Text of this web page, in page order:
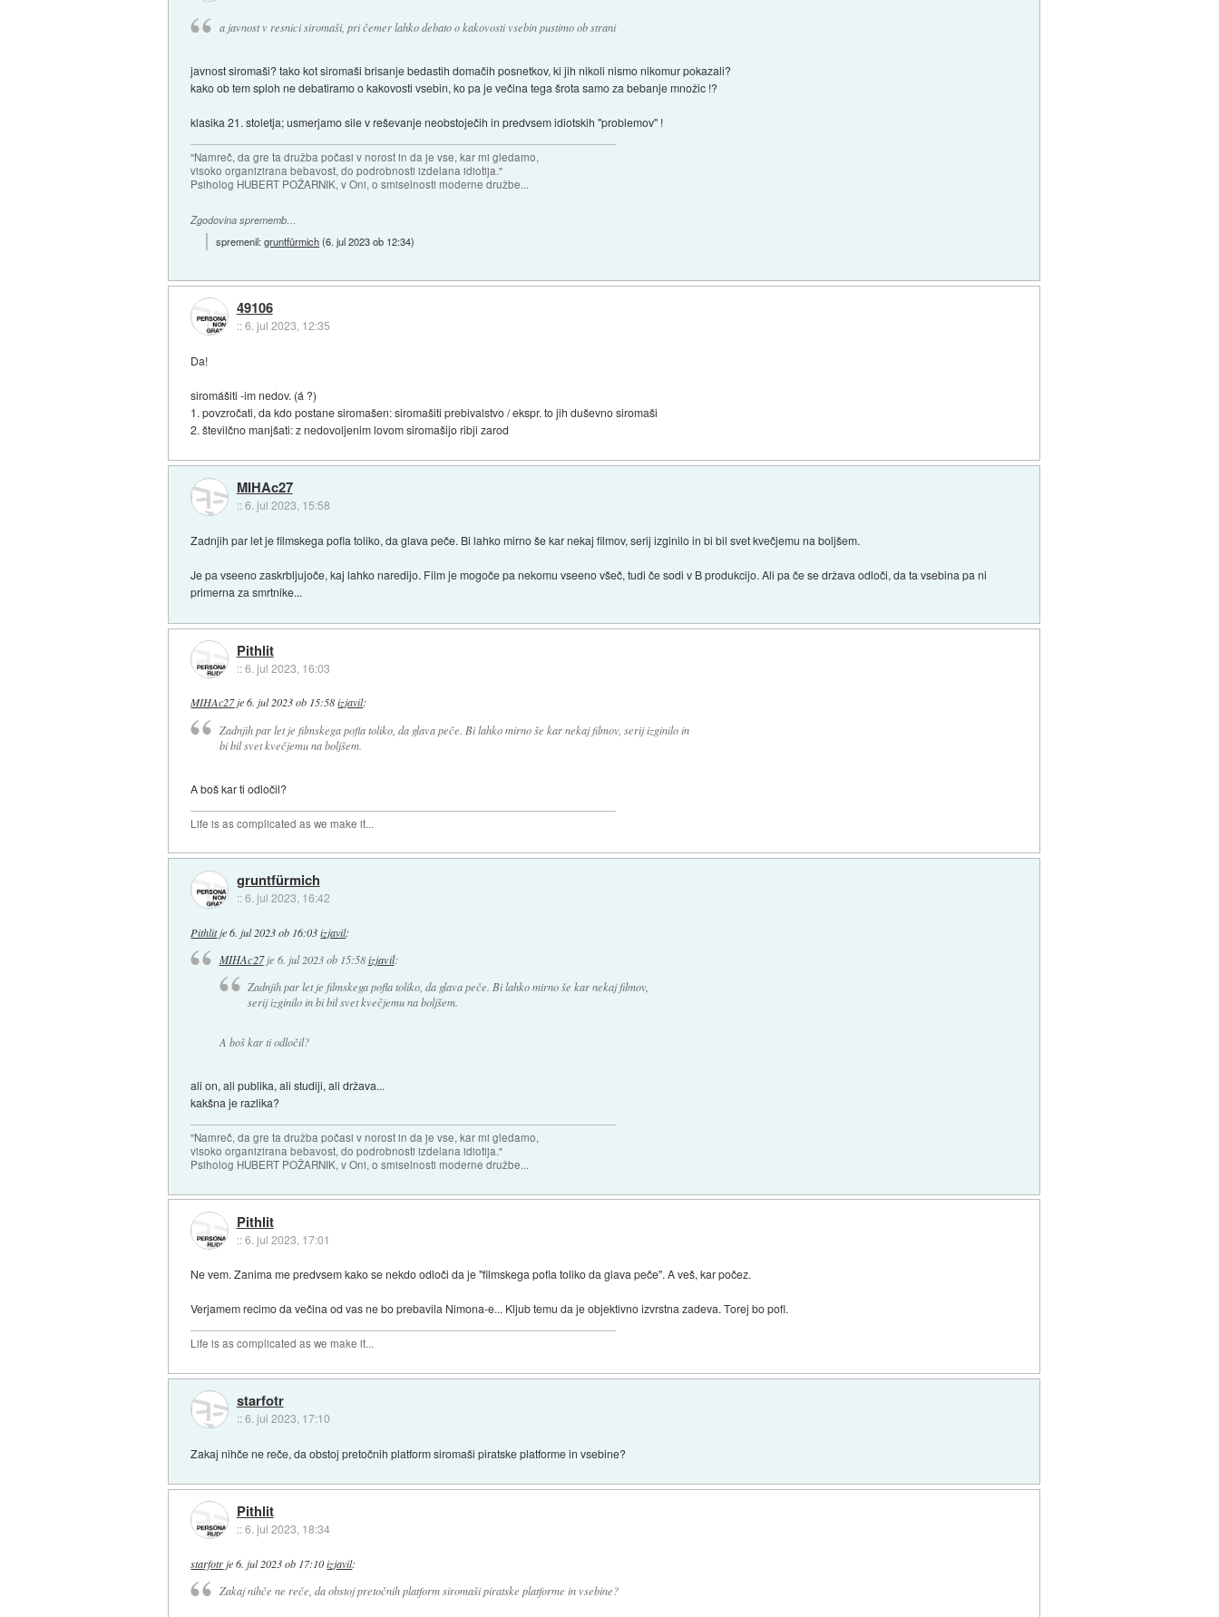
a javnost v resnici siromaši, pri čemer lahko debato o kakovosti vsebin pustimo ob strani
javnost siromaši? tako kot siromaši brisanje bedastih domačih posnetkov, ki jih nikoli nismo nikomur pokazali?
kako ob tem sploh ne debatiramo o kakovosti vsebin, ko pa je večina tega šrota samo za bebanje množic !?
klasika 21. stoletja; usmerjamo sile v reševanje neobstoječih in predvsem idiotskih ''problemov'' !
"Namreč, da gre ta družba počasi v norost in da je vse, kar mi gledamo,
visoko organizirana bebavost, do podrobnosti izdelana idiotija."
Psiholog HUBERT POŽARNIK, v Oni, o smiselnosti moderne družbe...
Zgodovina sprememb…
spremenil:gruntfürmich(6. jul 2023 ob 12:34)
49106
::6. jul 2023, 12:35
Da!
siromášiti -im nedov. (á ?)
1. povzročati, da kdo postane siromašen: siromašiti prebivalstvo / ekspr. to jih duševno siromaši
2. številčno manjšati: z nedovoljenim lovom siromašijo ribji zarod
MIHAc27
::6. jul 2023, 15:58
Zadnjih par let je filmskega pofla toliko, da glava peče. Bi lahko mirno še kar nekaj filmov, serij izginilo in bi bil svet kvečjemu na boljšem.
Je pa vseeno zaskrbljujoče, kaj lahko naredijo. Film je mogoče pa nekomu vseeno všeč, tudi če sodi v B produkcijo. Ali pa če se država odloči, da ta vsebina pa ni
primerna za smrtnike...
Pithlit
::6. jul 2023, 16:03
MIHAc27je6. jul 2023 ob 15:58 izjavil:
Zadnjih par let je filmskega pofla toliko, da glava peče. Bi lahko mirno še kar nekaj filmov, serij izginilo in
bi bil svet kvečjemu na boljšem.
A boš kar ti odločil?
Life is as complicated as we make it...
gruntfürmich
::6. jul 2023, 16:42
Pithlitje6. jul 2023 ob 16:03 izjavil:
MIHAc27je 6. jul 2023 ob 15:58 izjavil:
Zadnjih par let je filmskega pofla toliko, da glava peče. Bi lahko mirno še kar nekaj filmov,
serij izginilo in bi bil svet kvečjemu na boljšem.
A boš kar ti odločil?
ali on, ali publika, ali studiji, ali država...
kakšna je razlika?
"Namreč, da gre ta družba počasi v norost in da je vse, kar mi gledamo,
visoko organizirana bebavost, do podrobnosti izdelana idiotija."
Psiholog HUBERT POŽARNIK, v Oni, o smiselnosti moderne družbe...
Pithlit
::6. jul 2023, 17:01
Ne vem. Zanima me predvsem kako se nekdo odloči da je "filmskega pofla toliko da glava peče". A veš, kar počez.
Verjamem recimo da večina od vas ne bo prebavila Nimona-e... Kljub temu da je objektivno izvrstna zadeva. Torej bo pofl.
Life is as complicated as we make it...
starfotr
::6. jul 2023, 17:10
Zakaj nihče ne reče, da obstoj pretočnih platform siromaši piratske platforme in vsebine?
Pithlit
::6. jul 2023, 18:34
starfotr je6. jul 2023 ob 17:10 izjavil:
Zakaj nihče ne reče, da obstoj pretočnih platform siromaši piratske platforme in vsebine?